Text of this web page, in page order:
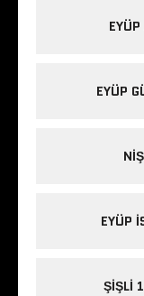
EYÜP
EYÜP
ŞIŞLI